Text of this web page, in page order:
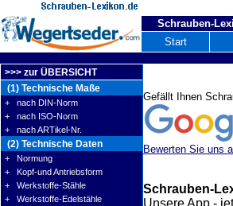
Schrauben-
Start
>>> zur ÜBERSICHT
(1) Technische Maße
+ nach DIN-Norm
+ nach ISO-Norm
+ nach ARTikel-Nr.
(2) Technische Daten
+ Normung
+ Kopf-und Antriebsform
+ Werkstoffe-Stähle
+ Werkstoffe-Edelstähle
Gefällt Ihnen
Bewerten Sie uns
Schrauben-
Unsere App -